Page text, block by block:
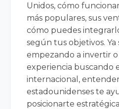
Unidos, cómo
más populares, sus
cómo puedes
según tus objetivos. Ya
empezando a invertir
experiencia buscando
internacional,
estadounidenses te
posicionarte